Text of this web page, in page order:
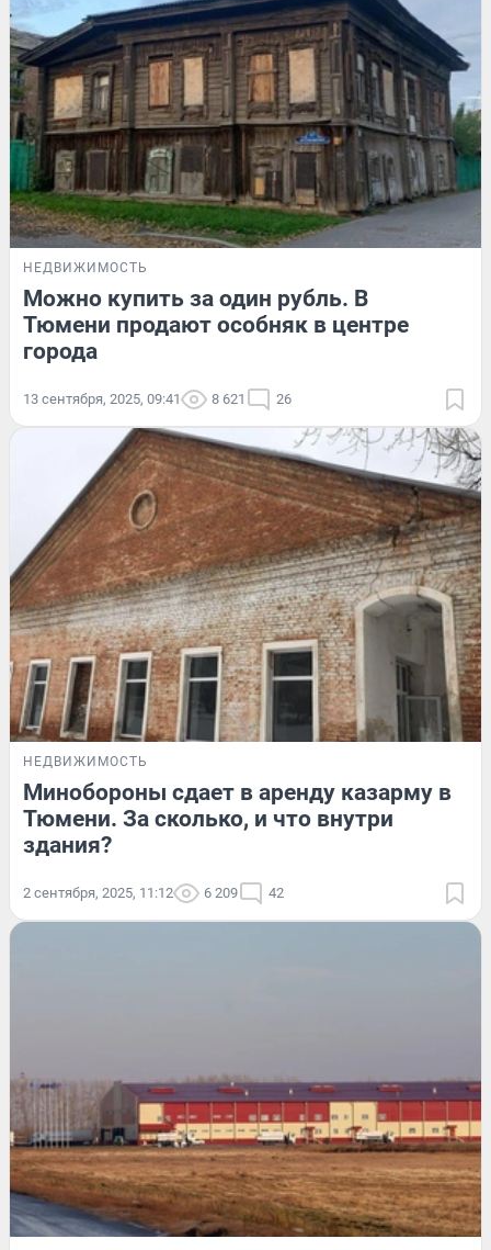
НЕДВИЖИМОСТЬ
Можно купить за один рубль. В
Тюмени продают особняк в центре
города
13 сентября, 2025, 09:41 8 621 26
НЕДВИЖИМОСТЬ
Минобороны сдает в аренду казарму в
Тюмени. За сколько, и что внутри
здания?
2 сентября, 2025, 11:12 6 209 42